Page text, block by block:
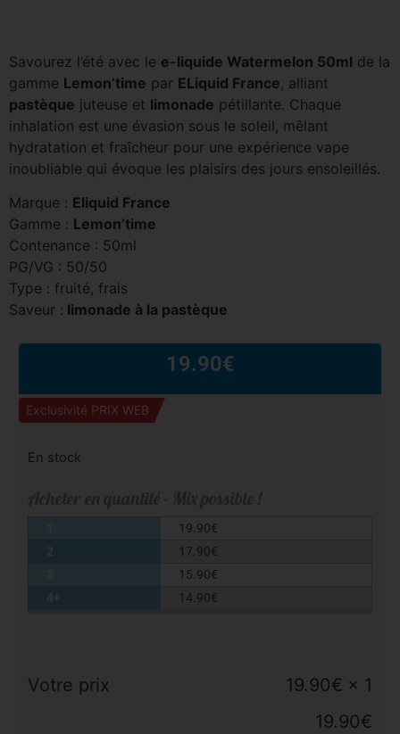
Savourez l’été avec le e-liquide Watermelon 50ml de la
gamme Lemon’time par ELiquid France, alliant
pastèque juteuse et limonade pétillante. Chaque
inhalation est une évasion sous le soleil, mêlant
hydratation et fraîcheur pour une expérience vape
inoubliable qui évoque les plaisirs des jours ensoleillés.
Marque : Eliquid France
Gamme : Lemon’time
Contenance : 50ml
PG/VG : 50/50
Type : fruité, frais
Saveur : limonade à la pastèque
19.90€
Exclusivité PRIX WEB
En stock
19.90€
2
17.90€
15.90€
4+
14.90€
Votre prix 19.90€ × 1
19.90€